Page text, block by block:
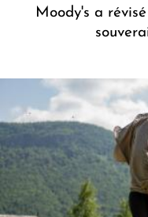
Moody's a